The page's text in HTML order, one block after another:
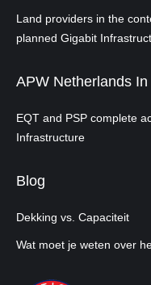
Land providers in the
planned Gigabit
APW Netherlands
EQT and PSP complete
Infrastructure
Blog
Dekking vs. Capaciteit
Wat moet je weten over